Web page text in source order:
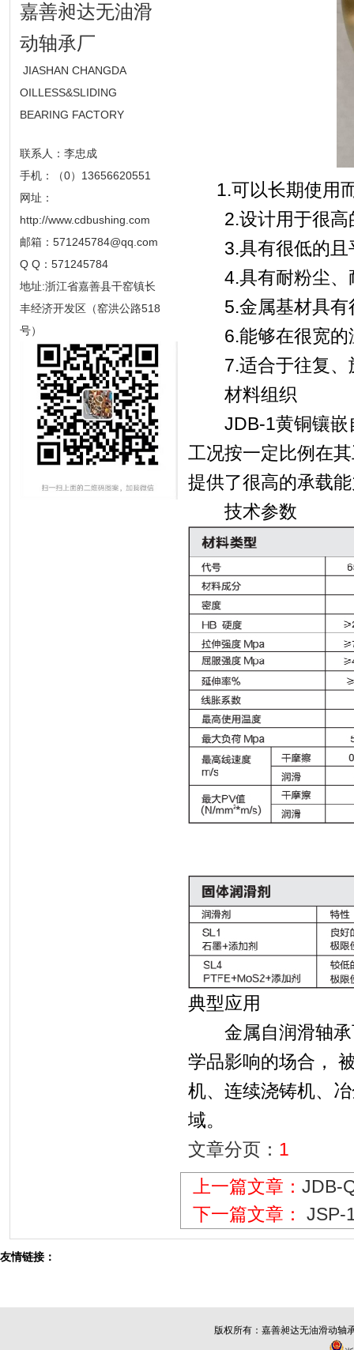
嘉善昶达无油滑
动轴承厂
JIASHAN CHANGDA
OILLESS&SLIDING
BEARING FACTORY
联系人：李忠成
手机：（0）13656620551
网址：
http://www.cdbushing.com
邮箱： 571245784@qq.com
Q Q：571245784
地址:浙江省嘉善县干窑镇长
丰经济开发区（窑洪公路518
号）
1.可以长期使用
2.设计用于很高
3.具有很低的且
4.具有耐粉尘、
5.金属基材具有
6.能够在很宽的
7.适合于往复、
材料组织
JDB-1黄铜镶嵌自
工况按一定比例在
提供了很高的承载
技术参数
典型应用
金属自润滑轴承
学品影响的场合，
机、连续浇铸机、
域。
文章分页： 1
上一篇文章： JDB-
下一篇文章：
JSP-
友情链接：
版权所有： 嘉善昶达无油滑动轴